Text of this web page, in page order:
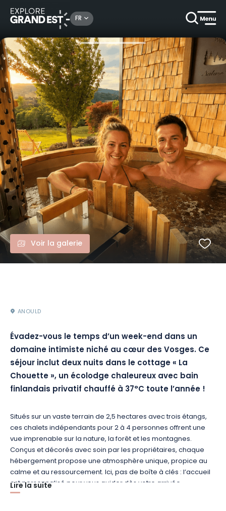
FR
Locations de vacances Week-end déconnexion spa en amoureux chez Nature Cottage Vosges
Voir la galerie
ANOULD
Évadez-vous le temps d’un week-end dans un
domaine intimiste niché au cœur des Vosges. Ce
séjour inclut deux nuits dans le cottage « La
Chouette », un écolodge chaleureux avec bain
finlandais privatif chauffé à 37°C toute l’année !
Situés sur un vaste terrain de 2,5 hectares avec trois étangs,
ces chalets indépendants pour 2 à 4 personnes offrent une
vue imprenable sur la nature, la forêt et les montagnes.
Conçus et décorés avec soin par les propriétaires, chaque
hébergement propose une atmosphère unique, propice au
calme et au ressourcement. Ici, pas de boîte à clés : l’accueil
est personnalisé pour vous guider dès votre arrivée.
Lire la suite